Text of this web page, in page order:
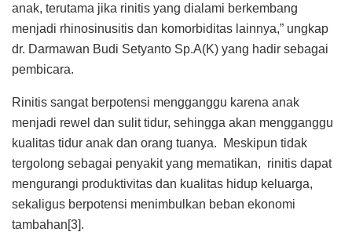
anak, terutama jika rinitis yang dialami berkembang
menjadi rhinosinusitis dan komorbiditas lainnya,” ungkap
dr. Darmawan Budi Setyanto Sp.A(K) yang hadir sebagai
pembicara.
Rinitis sangat berpotensi mengganggu karena anak
menjadi rewel dan sulit tidur, sehingga akan mengganggu
kualitas tidur anak dan orang tuanya. Meskipun tidak
tergolong sebagai penyakit yang mematikan, rinitis dapat
mengurangi produktivitas dan kualitas hidup keluarga,
sekaligus berpotensi menimbulkan beban ekonomi
tambahan[3].